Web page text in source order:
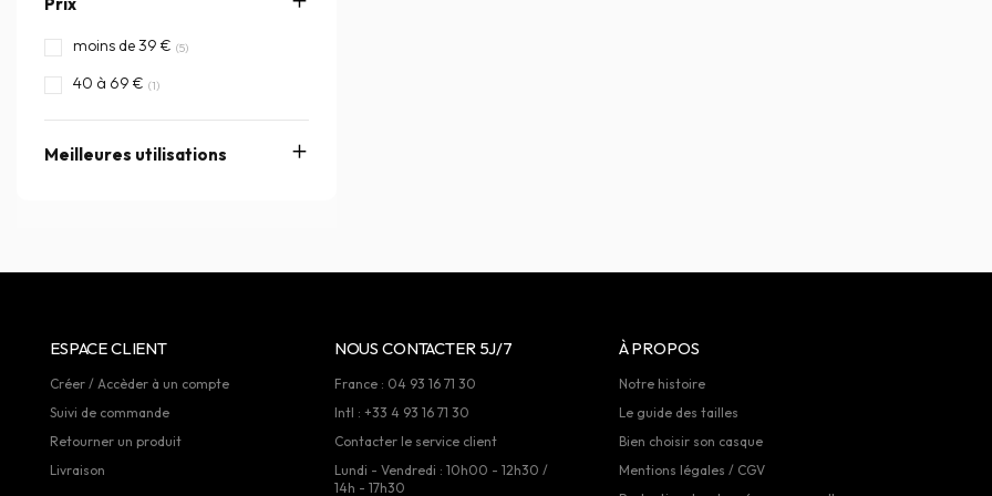
moins de 39 € (5)
40 à 69 € (1)
Meilleures utilisations
ESPACE CLIENT
Créer / Accèder à un compte
Suivi de commande
Retourner un produit
Livraison
NOUS CONTACTER 5J/7
France : 04 93 16 71 30
Intl : +33 4 93 16 71 30
Contacter le service client
Lundi - Vendredi : 10h00 - 12h30 /
14h - 17h30
À PROPOS
Notre histoire
Le guide des tailles
Bien choisir son casque
Mentions légales / CGV